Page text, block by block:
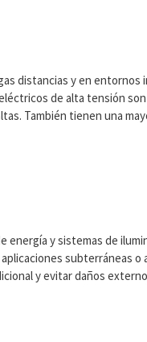
distancias y en entornos
de alta tensión
También tienen una
y sistemas de
subterráneas o
y evitar daños